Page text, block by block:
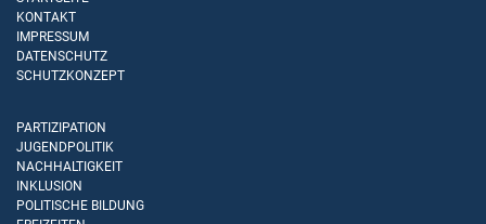
KONTAKT
IMPRESSUM
DATENSCHUTZ
SCHUTZKONZEPT
PARTIZIPATION
JUGENDPOLITIK
NACHHALTIGKEIT
INKLUSION
POLITISCHE BILDUNG